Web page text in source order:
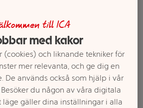
till ICA
med kakor
(cookies) och liknande tekniker för
mer relevanta, och ge dig en
De används också som hjälp i vår
du någon av våra digitala
läge gäller dina inställningar i alla